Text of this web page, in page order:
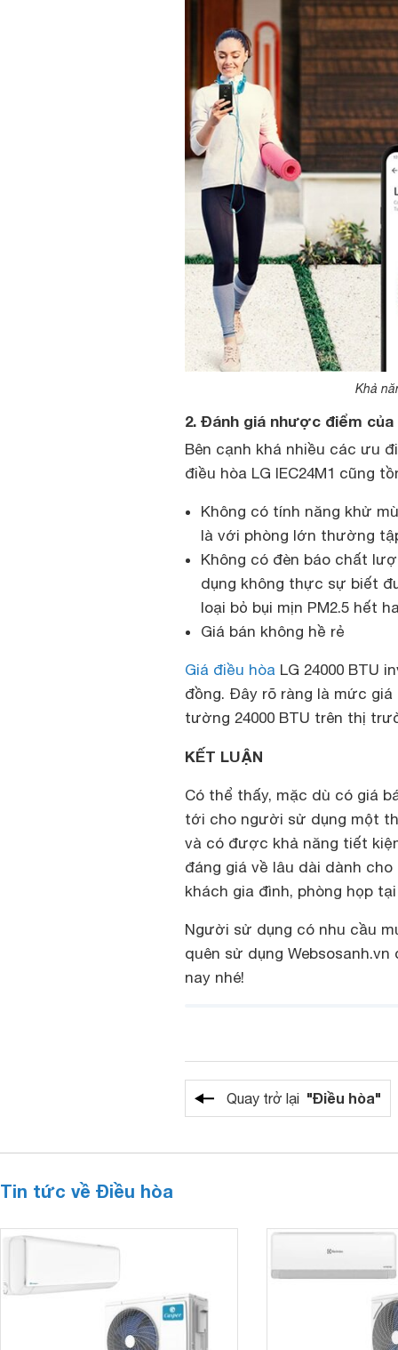
Khả
2. Đánh giá nhược điểm của
Bên cạnh khá nhiều các ưu
điều hòa LG IEC24M1 cũng
Không có tính năng khử
là với phòng lớn thường
Không có đèn báo chất
dụng không thực sự biết
loại bỏ bụi mịn PM2.5 hết
Giá bán không hề rẻ
Giá điều hòa LG 24000 BTU
đồng. Đây rõ ràng là mức
tường 24000 BTU trên thị
KẾT LUẬN
Có thể thấy, mặc dù có giá
tới cho người sử dụng một
và có được khả năng tiết
đáng giá về lâu dài dành
khách gia đình, phòng họp
Người sử dụng có nhu cầu
quên sử dụng
nay nhé!
Quay trở lại "Điều hòa"
Tin tức về Điều hòa